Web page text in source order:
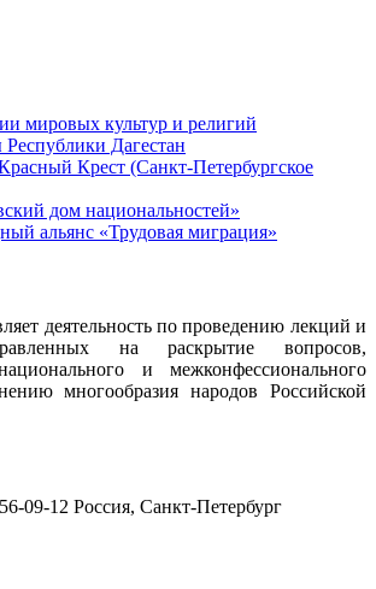
мировых культур и религий
Дагестан
Крест (Санкт-Петербургское
дом национальностей»
альянс «Трудовая миграция»
деятельность по проведению лекций и
на раскрытие вопросов,
и межконфессионального
многообразия народов Российской
09-12 Россия, Санкт-Петербург